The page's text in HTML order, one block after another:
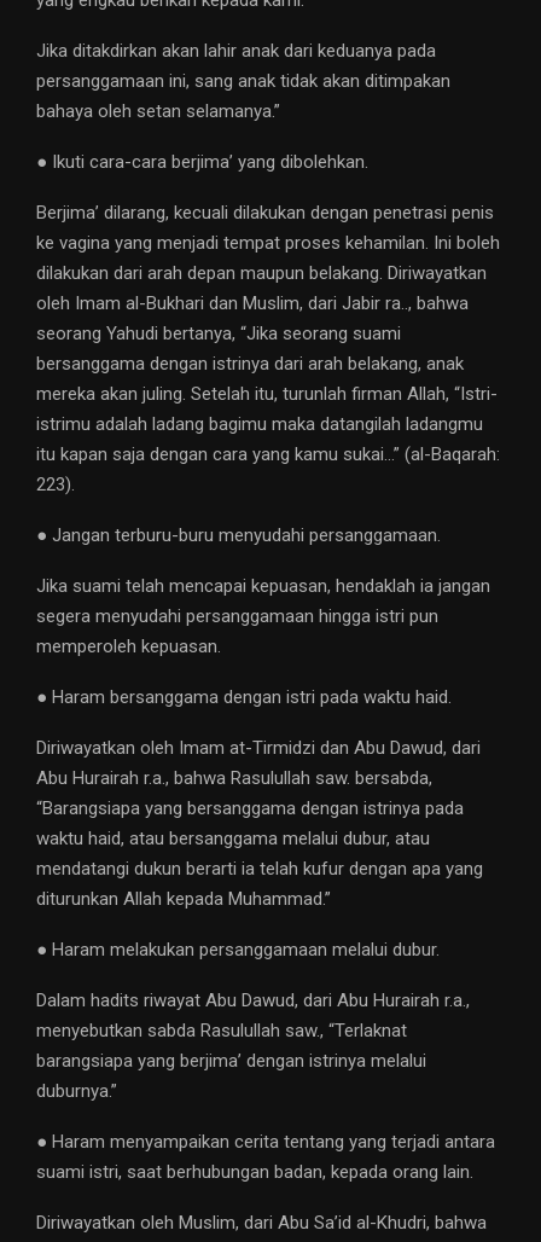
Jika ditakdirkan akan lahir anak dari keduanya pada
persanggamaan ini, sang anak tidak akan ditimpakan
bahaya oleh setan selamanya.”
● Ikuti cara-cara berjima’ yang dibolehkan.
Berjima’ dilarang, kecuali dilakukan dengan penetrasi penis
ke vagina yang menjadi tempat proses kehamilan. Ini boleh
dilakukan dari arah depan maupun belakang. Diriwayatkan
oleh Imam al-Bukhari dan Muslim, dari Jabir ra.., bahwa
seorang Yahudi bertanya, “Jika seorang suami
bersanggama dengan istrinya dari arah belakang, anak
mereka akan juling. Setelah itu, turunlah firman Allah, “Istri-
istrimu adalah ladang bagimu maka datangilah ladangmu
itu kapan saja dengan cara yang kamu sukai…” (al-Baqarah:
223).
● Jangan terburu-buru menyudahi persanggamaan.
Jika suami telah mencapai kepuasan, hendaklah ia jangan
segera menyudahi persanggamaan hingga istri pun
memperoleh kepuasan.
● Haram bersanggama dengan istri pada waktu haid.
Diriwayatkan oleh Imam at-Tirmidzi dan Abu Dawud, dari
Abu Hurairah r.a., bahwa Rasulullah saw. bersabda,
“Barangsiapa yang bersanggama dengan istrinya pada
waktu haid, atau bersanggama melalui dubur, atau
mendatangi dukun berarti ia telah kufur dengan apa yang
diturunkan Allah kepada Muhammad.”
● Haram melakukan persanggamaan melalui dubur.
Dalam hadits riwayat Abu Dawud, dari Abu Hurairah r.a.,
menyebutkan sabda Rasulullah saw., “Terlaknat
barangsiapa yang berjima’ dengan istrinya melalui
duburnya.”
● Haram menyampaikan cerita tentang yang terjadi antara
suami istri, saat berhubungan badan, kepada orang lain.
Diriwayatkan oleh Muslim, dari Abu Sa’id al-Khudri, bahwa